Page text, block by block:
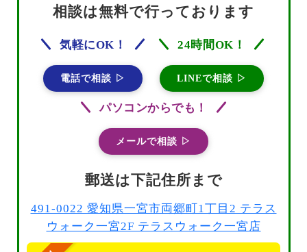
相談は無料で行っております
気軽にOK！
電話で相談 ▷
24時間OK！
LINEで相談 ▷
パソコンからでも！
メールで相談 ▷
郵送は下記住所まで
491-0022 愛知県一宮市両郷町1丁目2 テラス
ウォーク一宮2F テラスウォーク一宮店